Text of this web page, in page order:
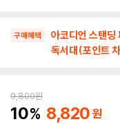
구매혜택
아코디언 스탠
독서대(포인트
9,800원
10 8,820